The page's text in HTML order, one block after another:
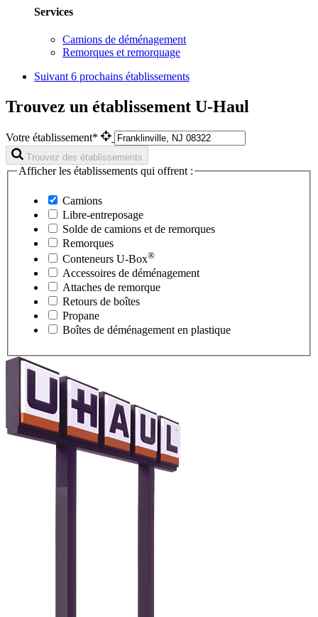
Services
Camions de déménagement
Remorques et remorquage
Suivant 6 prochains établissements
Trouvez un établissement U-Haul
Votre établissement*
Trouvez des établissements
Afficher les établissements qui offrent :
Camions
Libre-entreposage
Solde de camions et de remorques
Remorques
Conteneurs U-Box®
Accessoires de déménagement
Attaches de remorque
Retours de boîtes
Propane
Boîtes de déménagement en plastique